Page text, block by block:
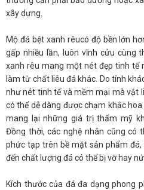
xây dựng.
Mộ đá bệt xanh rêucó độ bền lớn
gấp nhiều lần, luôn vĩnh cửu cùng
xanh rêu mang một nét đẹp tinh tế
làm từ chất liêu đá khác. Do tính
như nét tinh tế và mềm mại mà vật
có thể dễ dàng được chạm khắc
mang lại những giá trị thẩm mỹ
Đồng thời, các nghệ nhân cũng có
phức tạp trên bề mặt sản phẩm
đến chất lượng đá có thể bị vỡ hay
Kích thước của đá đa dạng phong